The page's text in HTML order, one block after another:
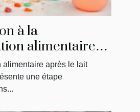
à la
alimentaire
premier âge
alimentaire après le lait
une étape